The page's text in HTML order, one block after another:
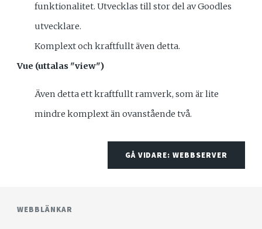
funktionalitet. Utvecklas till stor del av Goodles
utvecklare.
Komplext och kraftfullt även detta.
Vue (uttalas "view")
Även detta ett kraftfullt ramverk, som är lite
mindre komplext än ovanstående två.
GÅ VIDARE: WEBBSERVER
WEBBLÄNKAR